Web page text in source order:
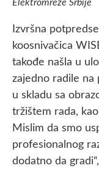
Elektromreže Srbije
Izvršna
koosnivačica
takođe našla u
zajedno radile na
u skladu sa
tržištem rada,
Mislim da smo
profesionalnog
dodatno da